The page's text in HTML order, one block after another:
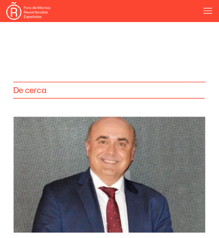
De cerca